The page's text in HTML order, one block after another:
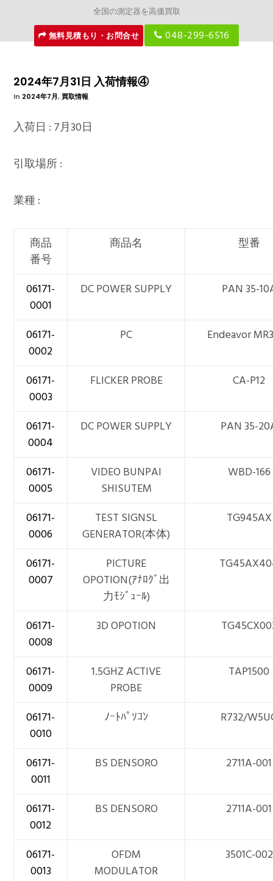
全国の測定器を高価買取
無料見積もり・お問合せ
048-299-6516
2024年7月31日 入荷情報④
In 2024年7月,買取情報
入荷日 : 7月30日
引取場所 :
業種 :
商品
番号
商品名 型番
06171-
0001
DC POWER SUPPLY PAN 35-
06171-
0002
PC Endeavor
06171-
0003
FLICKER PROBE CA-P12
06171-
0004
DC POWER SUPPLY PAN 35-
06171-
0005
VIDEO BUNPAI
SHISUTEM
WBD-166
06171-
0006
TEST SIGNSL
GENERATOR(本体)
TG945AX
06171-
0007
PICTURE
OPOTION(ｱﾅﾛｸﾞ出
力ﾓｼﾞｭｰﾙ)
06171-
0008
3D OPOTION
06171-
0009
1.5GHZ ACTIVE
PROBE
TAP1500
06171-
0010
ﾉｰﾄﾊﾟｿｺﾝ R732/
06171-
0011
BS DENSORO 2711A-001
06171-
0012
BS DENSORO 2711A-001
06171-
0013
OFDM
MODULATOR
3501C-002